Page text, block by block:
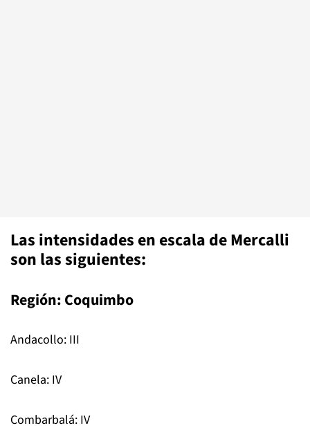
Las intensidades en escala de Mercalli
son las siguientes:
Región: Coquimbo
Andacollo: III
Canela: IV
Combarbalá: IV